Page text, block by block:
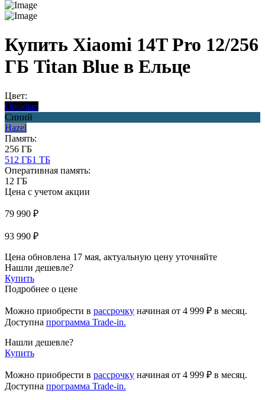
Купить Xiaomi 14T Pro 12/256
ГБ Titan Blue в Ельце
Цвет:
Obsidian
Синий
Hazel
Память:
256 ГБ
512 ГБ1 ТБ
Оперативная память:
12 ГБ
Цена с учетом акции
79 990 ₽
93 990 ₽
Цена обновлена 17 мая, актуальную цену уточняйте
Нашли дешевле?
Купить
Подробнее о цене
Можно приобрести в рассрочку начиная от 4 999 ₽ в месяц.
Доступна программа Trade-in.
Нашли дешевле?
Купить
Можно приобрести в рассрочку начиная от 4 999 ₽ в месяц.
Доступна программа Trade-in.